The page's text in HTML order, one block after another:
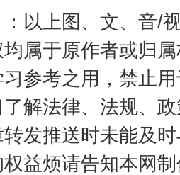
：以上图、文、音/
属于原作者或归
参考之用，禁止
解法律、法规、
发推送时未能及
益烦请告知本网
不息 一